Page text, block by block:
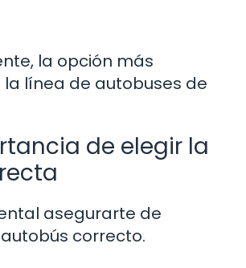
la opción más
la línea de autobuses de
de elegir la
asegurarte de
correcto.